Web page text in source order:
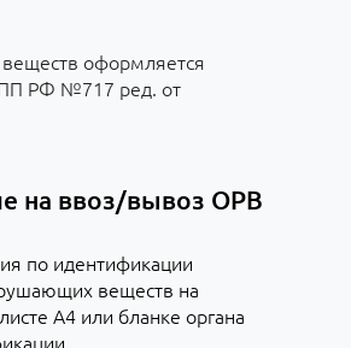
оформляется
ПП РФ №717 ред. от
на ввоз/вывоз ОРВ
по идентификации
веществ на
А4 или бланке органа